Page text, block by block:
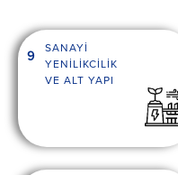
9
SANAYİ
YENİLİKCİLİK
VE ALT YAPI